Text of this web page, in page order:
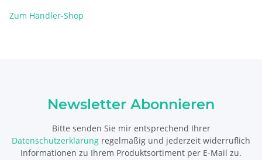
Zum Händler-Shop
Newsletter Abonnieren
Bitte senden Sie mir entsprechend Ihrer
Datenschutzerklärung regelmäßig und jederzeit widerruflich
Informationen zu Ihrem Produktsortiment per E-Mail zu.